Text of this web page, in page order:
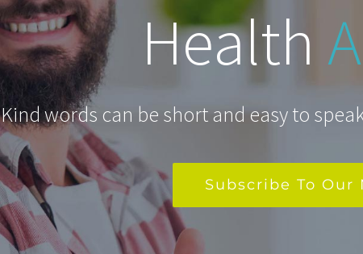
Health
Kind words can be short and easy to
Subscribe To Our